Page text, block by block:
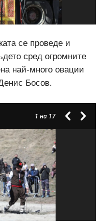
се проведе и
сред огромните
най-много овации
Босов.
1 на 17